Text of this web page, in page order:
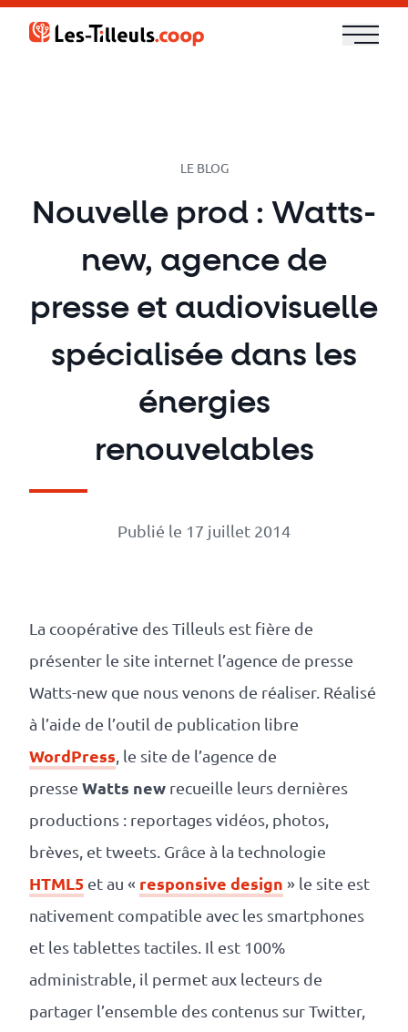
Aller
Formations
Cloud
DevOps
Technologies
Numérique
responsable
Nos
clients
coopérative
On
recrute
Simulateur
de
revenus
Platform
Conference
Le
blog
LE BLOG
Nouvelle prod : Watts-
new, agence de
presse et audiovisuelle
spécialisée dans les
énergies
renouvelables
Publié le 17 juillet 2014
La coopérative des Tilleuls est fière de
présenter le site internet l’agence de presse
Watts-new que nous venons de réaliser. Réalisé
à l’aide de l’outil de publication libre
WordPress , le site de l’agence de
presse Watts new recueille leurs dernières
productions : reportages vidéos, photos,
brèves, et tweets. Grâce à la technologie
HTML5 et au « responsive design » le site est
nativement compatible avec les smartphones
et les tablettes tactiles. Il est 100%
administrable, il permet aux lecteurs de
partager l’ensemble des contenus sur Twitter,